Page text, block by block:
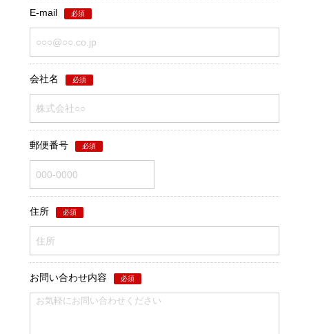
E-mail 必須
会社名 必須
郵便番号 必須
住所 必須
お問い合わせ内容 必須